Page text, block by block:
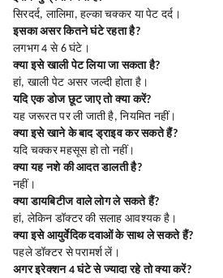
सिरदर्द, लालिमा, हल्का चक्कर या पेट दर्द।
इसका असर कितने घंटे रहता है?
लगभग 4 से 6 घंटे।
क्या इसे खाली पेट लिया जा सकता है?
हां, खाली पेट असर जल्दी होता है।
यदि एक डोज छूट जाए तो क्या करें?
यह जरूरत पर ली जाती है, नियमित नहीं।
क्या इसे खाने के बाद ड्राइव कर सकते हैं?
यदि चक्कर महसूस हो तो नहीं।
क्या यह नशे की आदत डालती है?
नहीं।
क्या डायबिटीज वाले लोग ले सकते हैं?
हां, लेकिन डॉक्टर की सलाह आवश्यक है।
क्या इसे आयुर्वेदिक दवाओं के साथ ले सकते हैं?
पहले डॉक्टर से परामर्श लें।
अगर इरेक्शन 4 घंटे से ज्यादा रहे तो क्या करें?